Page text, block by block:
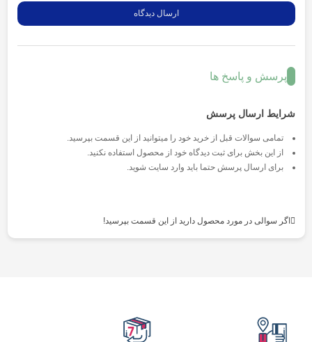
پرسش و پاسخ ها
شرایط ارسال پرسش
تمامی سوالات قبل از خرید خود را میتوانید از این قسمت بپرسید.
از این بخش برای ثبت دیدگاه خود از محصول استفاده نکنید.
برای ارسال پرسش حتما باید وارد سایت شوید.
اگر سوالی در مورد محصول دارید از این قسمت بپرسید!